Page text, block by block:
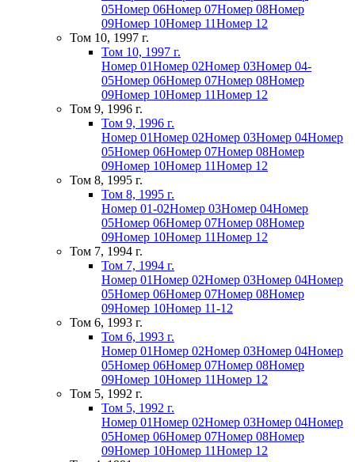
05Номер 06Номер 07Номер 08Номер
09Номер 10Номер 11Номер 12
Том 10, 1997 г.
Том 10, 1997 г.
Номер 01Номер 02Номер 03Номер 04-
05Номер 06Номер 07Номер 08Номер
09Номер 10Номер 11Номер 12
Том 9, 1996 г.
Том 9, 1996 г.
Номер 01Номер 02Номер 03Номер 04Номер
05Номер 06Номер 07Номер 08Номер
09Номер 10Номер 11Номер 12
Том 8, 1995 г.
Том 8, 1995 г.
Номер 01-02Номер 03Номер 04Номер
05Номер 06Номер 07Номер 08Номер
09Номер 10Номер 11Номер 12
Том 7, 1994 г.
Том 7, 1994 г.
Номер 01Номер 02Номер 03Номер 04Номер
05Номер 06Номер 07Номер 08Номер
09Номер 10Номер 11-12
Том 6, 1993 г.
Том 6, 1993 г.
Номер 01Номер 02Номер 03Номер 04Номер
05Номер 06Номер 07Номер 08Номер
09Номер 10Номер 11Номер 12
Том 5, 1992 г.
Том 5, 1992 г.
Номер 01Номер 02Номер 03Номер 04Номер
05Номер 06Номер 07Номер 08Номер
09Номер 10Номер 11Номер 12